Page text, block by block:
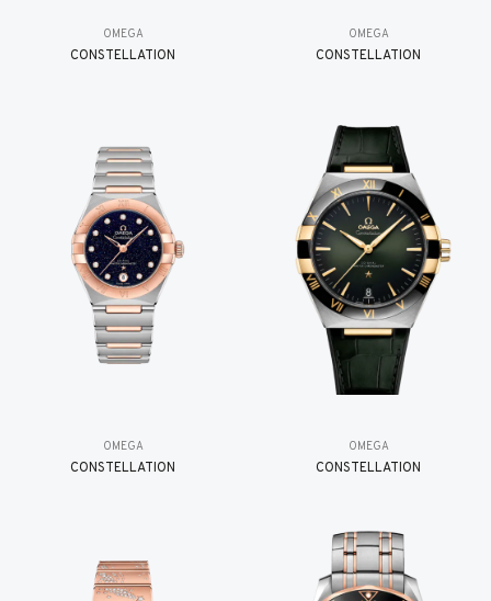
OMEGA
CONSTELLATION
OMEGA
CONSTELLATION
OMEGA
CONSTELLATION
OMEGA
CONSTELLATION